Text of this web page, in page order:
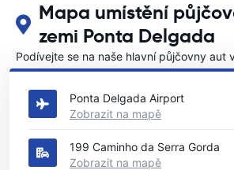
Mapa umístění
zemi Ponta Delgada
Podívejte se na naše hlavní půjčovny aut
Delgada
Ponta Delgada Airport
Zobrazit na mapě
199 Caminho da Serra Gorda
Zobrazit na mapě